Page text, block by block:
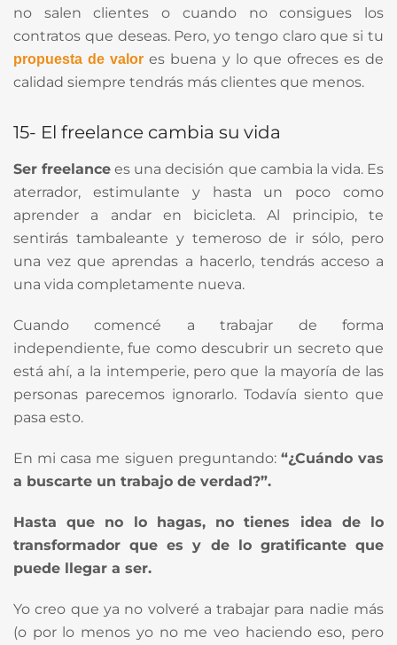
no salen clientes o cuando no consigues los
contratos que deseas. Pero, yo tengo claro que si tu
propuesta de valor es buena y lo que ofreces es de
calidad siempre tendrás más clientes que menos.
15- El freelance cambia su vida
Ser freelance es una decisión que cambia la vida. Es
aterrador, estimulante y hasta un poco como
aprender a andar en bicicleta. Al principio, te
sentirás tambaleante y temeroso de ir sólo, pero
una vez que aprendas a hacerlo, tendrás acceso a
una vida completamente nueva.
Cuando comencé a trabajar de forma
independiente, fue como descubrir un secreto que
está ahí, a la intemperie, pero que la mayoría de las
personas parecemos ignorarlo. Todavía siento que
pasa esto.
En mi casa me siguen preguntando: “¿Cuándo vas
a buscarte un trabajo de verdad?”.
Hasta que no lo hagas, no tienes idea de lo
transformador que es y de lo gratificante que
puede llegar a ser.
Yo creo que ya no volveré a trabajar para nadie más
(o por lo menos yo no me veo haciendo eso, pero